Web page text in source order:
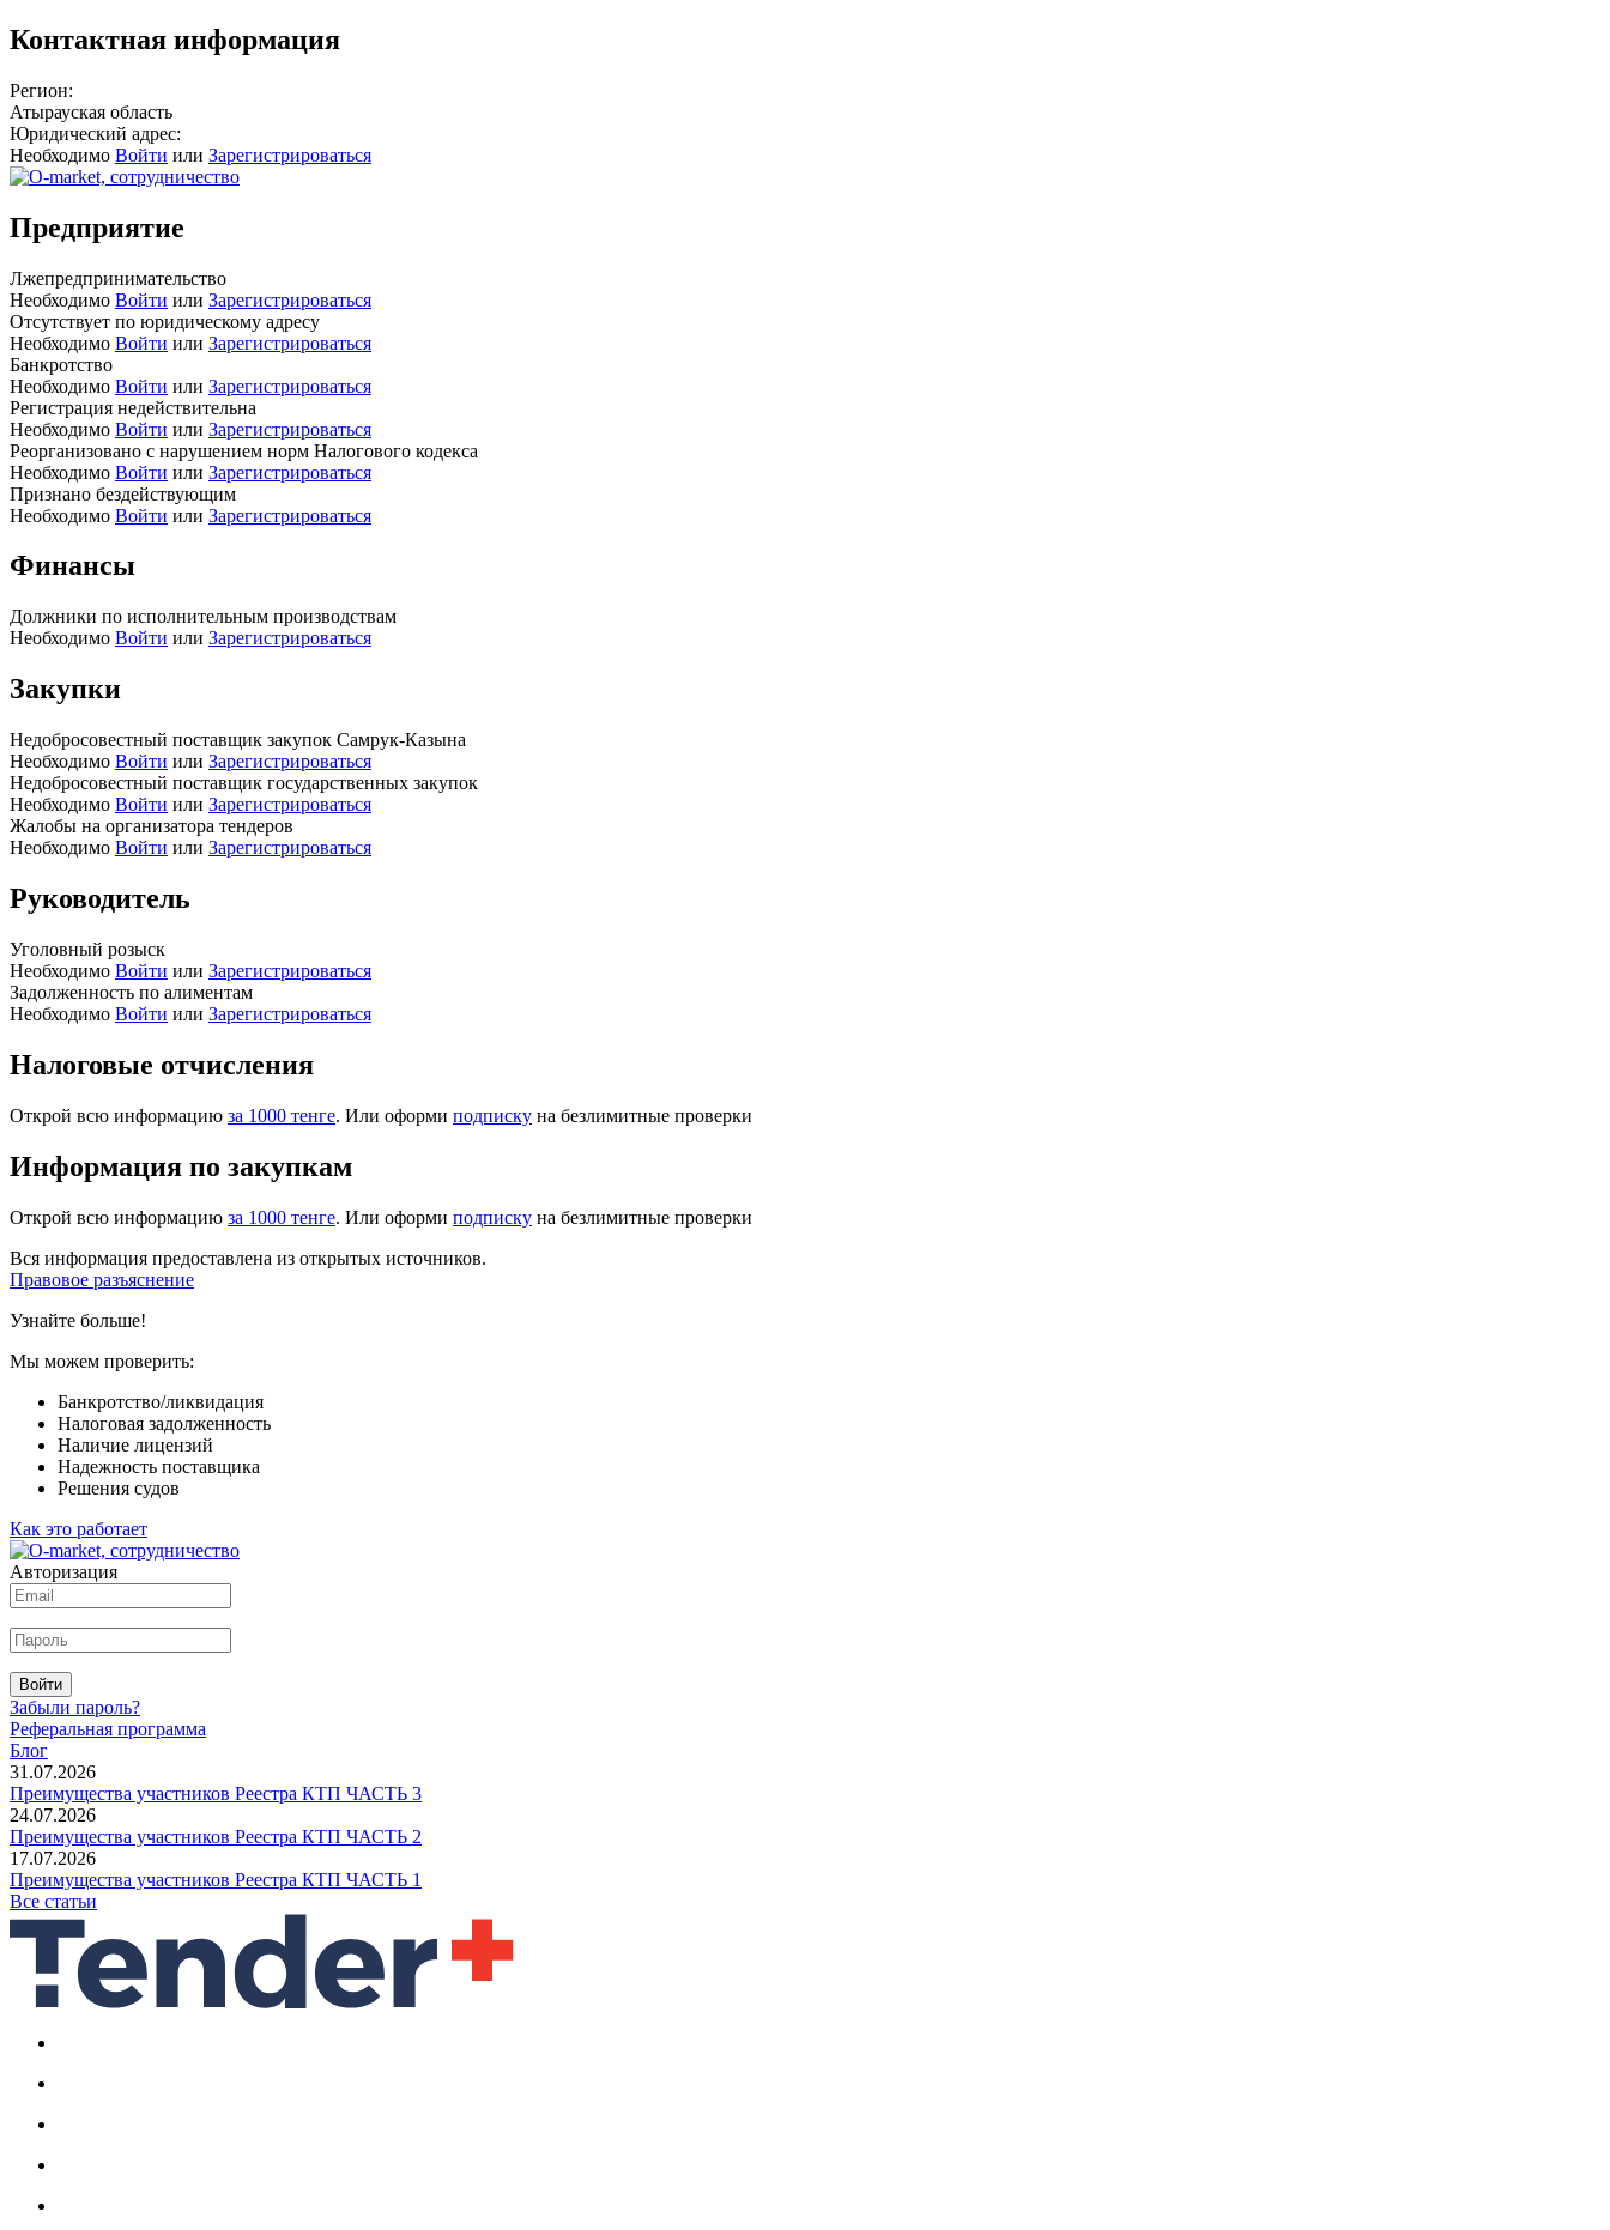
Контактная информация
Регион:
Атырауская область
Юридический адрес:
Необходимо Войти или Зарегистрироваться
Предприятие
Лжепредпринимательство
Необходимо Войти или Зарегистрироваться
Отсутствует по юридическому адресу
Необходимо Войти или Зарегистрироваться
Банкротство
Необходимо Войти или Зарегистрироваться
Регистрация недействительна
Необходимо Войти или Зарегистрироваться
Реорганизовано с нарушением норм Налогового кодекса
Необходимо Войти или Зарегистрироваться
Признано бездействующим
Необходимо Войти или Зарегистрироваться
Финансы
Должники по исполнительным производствам
Необходимо Войти или Зарегистрироваться
Закупки
Недобросовестный поставщик закупок Самрук-Казына
Необходимо Войти или Зарегистрироваться
Недобросовестный поставщик государственных закупок
Необходимо Войти или Зарегистрироваться
Жалобы на организатора тендеров
Необходимо Войти или Зарегистрироваться
Руководитель
Уголовный розыск
Необходимо Войти или Зарегистрироваться
Задолженность по алиментам
Необходимо Войти или Зарегистрироваться
Налоговые отчисления
Открой всю информацию за 1000 тенге. Или оформи подписку на безлимитные проверки
Информация по закупкам
Открой всю информацию за 1000 тенге. Или оформи подписку на безлимитные проверки
Вся информация предоставлена из открытых источников.
Правовое разъяснение
Узнайте больше!
Мы можем проверить:
Банкротство/ликвидация
Налоговая задолженность
Наличие лицензий
Надежность поставщика
Решения судов
Как это работает
Авторизация
Войти
Забыли пароль?
Реферальная программа
Блог
31.07.2026
Преимущества участников Реестра КТП ЧАСТЬ 3
24.07.2026
Преимущества участников Реестра КТП ЧАСТЬ 2
17.07.2026
Преимущества участников Реестра КТП ЧАСТЬ 1
Все статьи